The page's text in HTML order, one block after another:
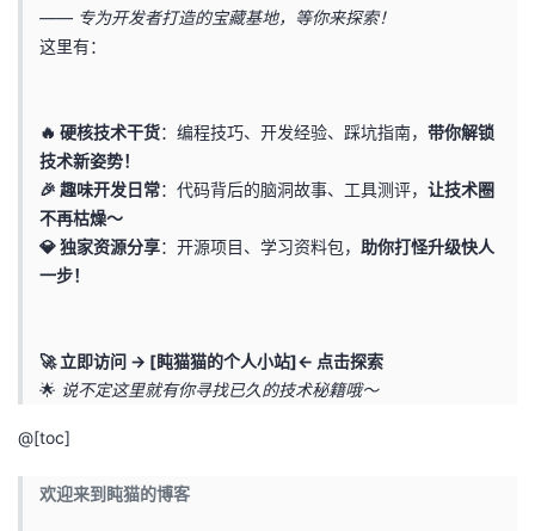
主
的
发
者
我
博
客
的
论
坛
我
的
圈
我
的
我
—— 专为开发者打造的宝藏基地，等你来探索！
这里有：
🔥 硬核技术干货：编程技巧、开发经验、踩坑指南， 带你解锁
技术新姿势！
🎉 趣味开发日常：代码背后的脑洞故事、工具测评， 让技术圈
不再枯燥～
💎 独家资源分享：开源项目、学习资料包， 助你打怪升级快人
一步！
🚀 立即访问 → [盹猫猫的个人小站]← 点击探索
🌟 说不定这里就有你寻找已久的技术秘籍哦～
@[toc]
欢迎来到盹猫的博客